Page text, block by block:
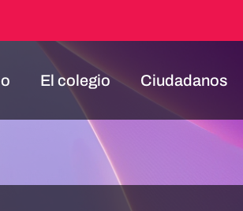
El colegio Ciudadanos